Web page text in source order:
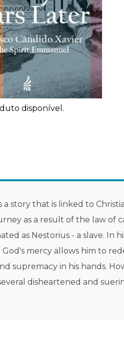
disponível.
story that is linked to
as a result of the law of
as Nestorius - a slave. In
God's mercy allows him to
supremacy in his hands.
disheartened and